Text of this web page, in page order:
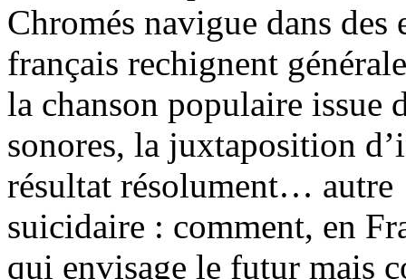
Chromés navigue dans
français rechignent
la chanson populaire issue
sonores, la juxtaposition
résultat résolument…
suicidaire : comment, en
qui envisage le futur mais